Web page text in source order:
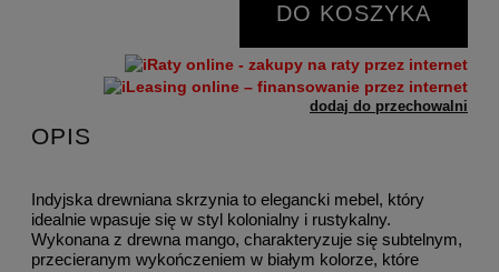
DO KOSZYKA
dodaj do przechowalni
OPIS
Indyjska drewniana skrzynia to elegancki mebel, który
idealnie wpasuje się w styl kolonialny i rustykalny.
Wykonana z drewna mango, charakteryzuje się subtelnym,
przecieranym wykończeniem w białym kolorze, które